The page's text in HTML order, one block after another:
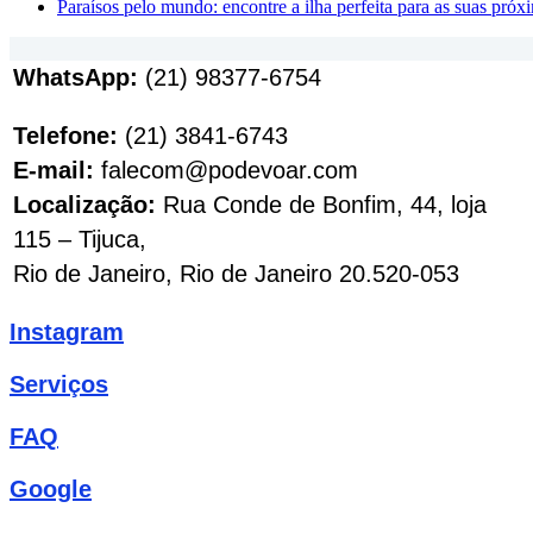
Paraísos pelo mundo: encontre a ilha perfeita para as suas
WhatsApp: (21) 98377-6754
Telefone: (21) 3841-6743
E-mail: falecom@podevoar.com
Localização: Rua Conde de Bonfim, 44, loja
115 – Tijuca,
Rio de Janeiro, Rio de Janeiro 20.520-053
Instagram
Serviços
FAQ
Google